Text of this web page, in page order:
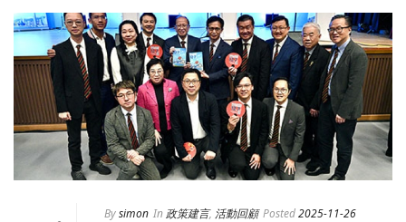
Bysimon In 政策建言, 活動回顧 Posted2025-11-26